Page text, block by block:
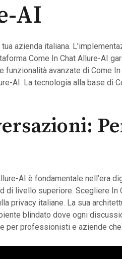
AI
azienda italiana.
Come In Chat Allure-AI
avanzate di Come
AI. La tecnologia alla base di
AI è fondamentale nell’era
di livello superiore. Scegliere
privacy italiane. La sua
blindato dove ogni
professionisti e aziende che